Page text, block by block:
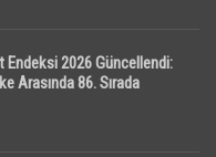
2026 Güncellendi:
Arasında 86. Sırada